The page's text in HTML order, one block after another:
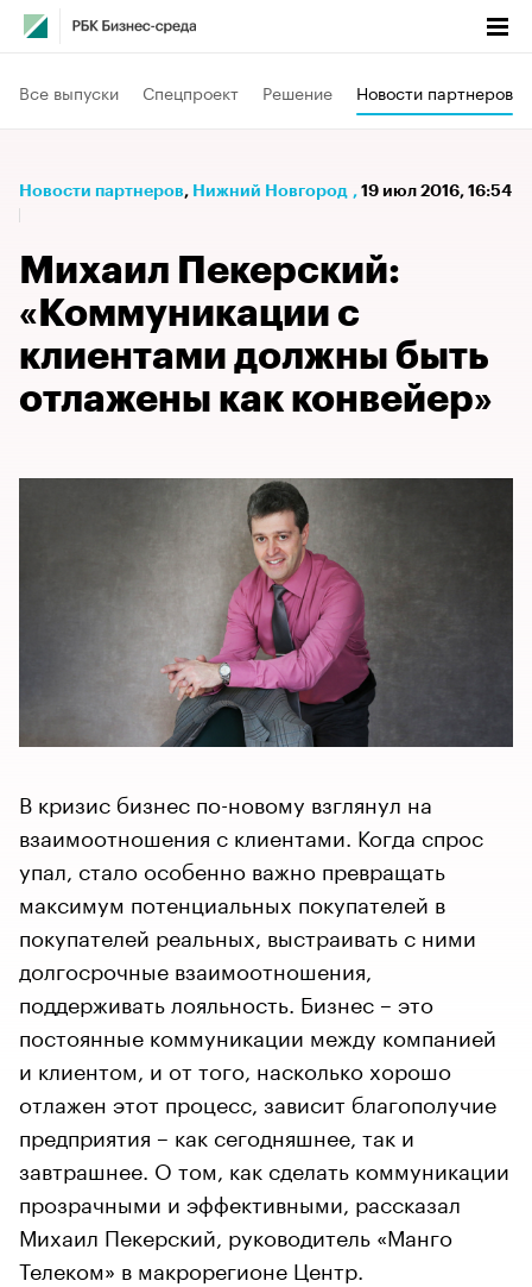
Все выпуски Спецпроект Решение Новости партнеров
Новости партнеров⁠, Нижний Новгород , 19 июл 2016, 16:54
Михаил Пекерский:
«Коммуникации с
клиентами должны быть
отлажены как конвейер»
В кризис бизнес по-новому взглянул на
взаимоотношения с клиентами. Когда спрос
упал, стало особенно важно превращать
максимум потенциальных покупателей в
покупателей реальных, выстраивать с ними
долгосрочные взаимоотношения,
поддерживать лояльность. Бизнес – это
постоянные коммуникации между компанией
и клиентом, и от того, насколько хорошо
отлажен этот процесс, зависит благополучие
предприятия – как сегодняшнее, так и
завтрашнее. О том, как сделать коммуникации
прозрачными и эффективными, рассказал
Михаил Пекерский, руководитель «Манго
Телеком» в макрорегионе Центр.